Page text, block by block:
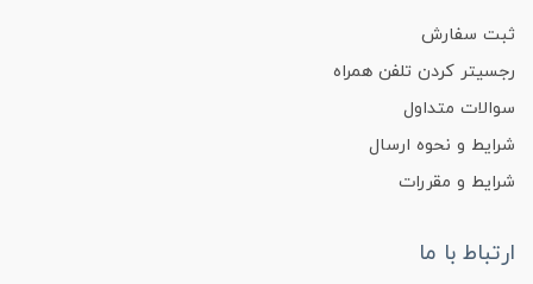
ثبت سفارش
رجسیتر کردن تلفن همراه
سوالات متداول
شرایط و نحوه ارسال
شرایط و مقررات
ارتباط با ما